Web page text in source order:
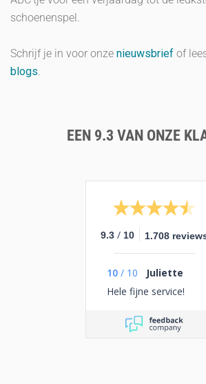
schoenenspel.
Schrijf je in voor onze nieuwsbrief of
blogs.
EEN 9.3 VAN ONZE
9.3 / 10 1.708
10 / 10
Juliette
Hele fijne service!